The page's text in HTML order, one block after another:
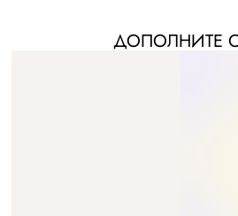
ДОПОЛНИТЕ